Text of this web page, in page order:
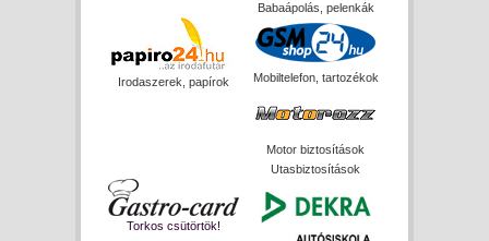
Babaápolás, pelenkák
Irodaszerek, papírok Mobiltelefon, tartozékok
Motor biztosítások
Utasbiztosítások
Torkos csütörtök!